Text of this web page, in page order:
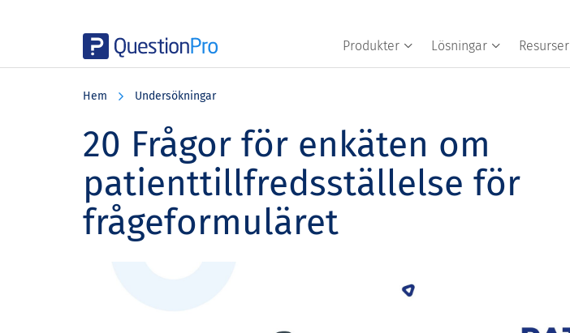
Produkter Lösningar Resurser
Hem Undersökningar
20 Frågor för enkäten om
patienttillfredsställelse för
frågeformuläret